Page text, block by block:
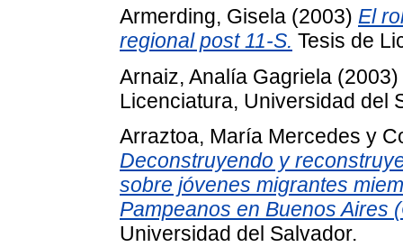
Armerding, Gisela (2003) El
regional post 11-S. Tesis de
Arnaiz, Analía Gagriela (2003)
Licenciatura, Universidad del
Arraztoa, María Mercedes y
Deconstruyendo y
sobre jóvenes migrantes
Pampeanos en Buenos Aires
Universidad del Salvador.